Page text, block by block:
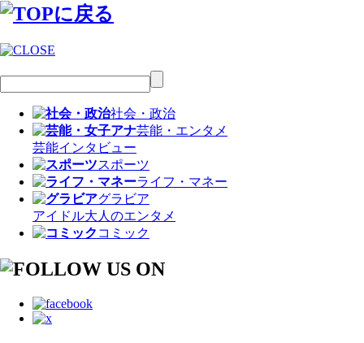
社会・政治
芸能・エンタメ
芸能インタビュー
スポーツ
ライフ・マネー
グラビア
アイドル大人のエンタメ
コミック